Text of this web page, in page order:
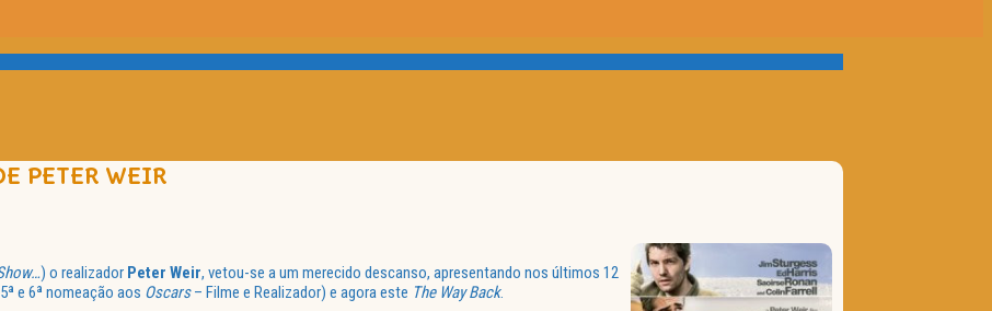
PETER WEIR
) o realizador Peter Weir, vetou-se a um merecido descanso, apresentando nos últimos 12
e 6ª nomeação aos Oscars– Filme e Realizador) e agora este The Way Back.